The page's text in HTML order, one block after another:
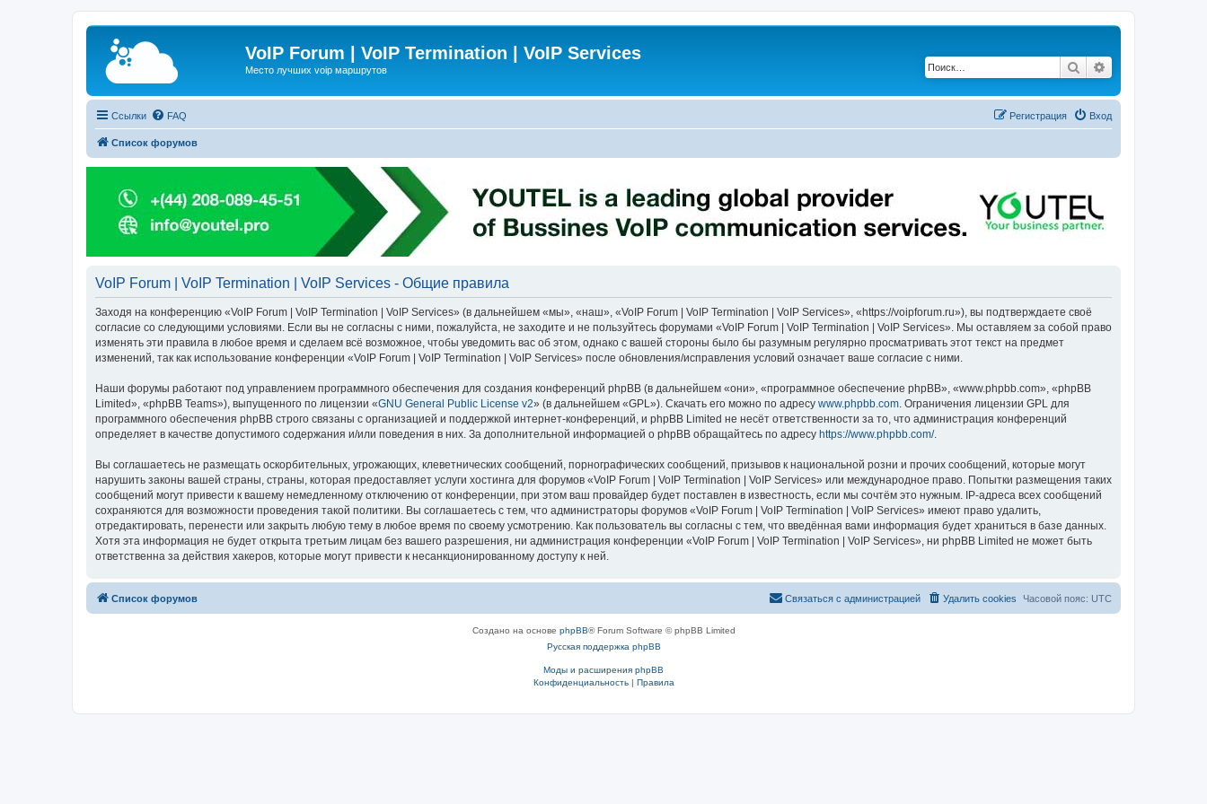
VoIP Forum | VoIP Termination | VoIP Services
Место лучших voip маршрутов Поиск
Ссылки FAQ Вход
Регистрация
Список форумов
VoIP Forum | VoIP Termination | VoIP Services - Общие правила
Заходя на конференцию «VoIP Forum | VoIP Termination | VoIP Services» (в дальнейшем «мы», «наш», «VoIP Forum | VoIP Termination | VoIP Services», «https://voipforum.ru»), вы подтверждаете своё
согласие со следующими условиями. Если вы не согласны с ними, пожалуйста, не заходите и не пользуйтесь форумами «VoIP Forum | VoIP Termination | VoIP Services». Мы оставляем за собой право
изменять эти правила в любое время и сделаем всё возможное, чтобы уведомить вас об этом, однако с вашей стороны было бы разумным регулярно просматривать этот текст на предмет
изменений, так как использование конференции «VoIP Forum | VoIP Termination | VoIP Services» после обновления/исправления условий означает ваше согласие с ними.
Наши форумы работают под управлением программного обеспечения для создания конференций phpBB (в дальнейшем «они», «программное обеспечение phpBB», «www.phpbb.com», «phpBB
Limited», «phpBB Teams»), выпущенного по лицензии «GNU General Public License v2» (в дальнейшем «GPL»). Скачать его можно по адресу www.phpbb.com . Ограничения лицензии GPL для
программного обеспечения phpBB строго связаны с организацией и поддержкой интернет-конференций, и phpBB Limited не несёт ответственности за то, что администрация конференций
определяет в качестве допустимого содержания и/или поведения в них. За дополнительной информацией о phpBB обращайтесь по адресу https://www.phpbb.com/.
Вы соглашаетесь не размещать оскорбительных, угрожающих, клеветнических сообщений, порнографических сообщений, призывов к национальной розни и прочих сообщений, которые могут
нарушить законы вашей страны, страны, которая предоставляет услуги хостинга для форумов «VoIP Forum | VoIP Termination | VoIP Services» или международное право. Попытки размещения таких
сообщений могут привести к вашему немедленному отключению от конференции, при этом ваш провайдер будет поставлен в известность, если мы сочтём это нужным. IP-адреса всех сообщений
сохраняются для возможности проведения такой политики. Вы соглашаетесь с тем, что администраторы форумов «VoIP Forum | VoIP Termination | VoIP Services» имеют право удалить,
отредактировать, перенести или закрыть любую тему в любое время по своему усмотрению. Как пользователь вы согласны с тем, что введённая вами информация будет храниться в базе данных.
Хотя эта информация не будет открыта третьим лицам без вашего разрешения, ни администрация конференции «VoIP Forum | VoIP Termination | VoIP Services», ни phpBB Limited не может быть
ответственна за действия хакеров, которые могут привести к несанкционированному доступу к ней.
Список форумов Часовой пояс: UTC
Удалить cookies
Связаться с администрацией
Создано на основе phpBB® Forum Software © phpBB Limited
Русская поддержка phpBB
Моды и расширения phpBB
Конфиденциальность| Правила